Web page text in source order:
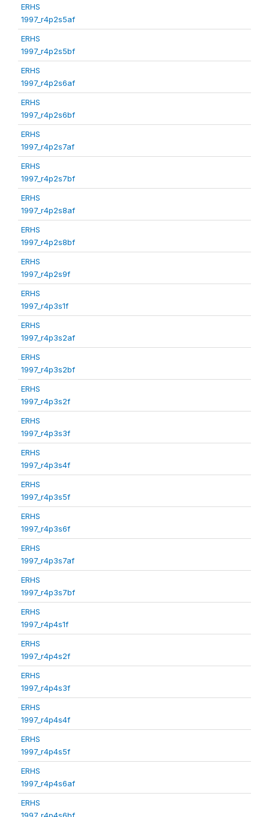
ERHS
1997_r4p2s5af
ERHS
1997_r4p2s5bf
ERHS
1997_r4p2s6af
ERHS
1997_r4p2s6bf
ERHS
1997_r4p2s7af
ERHS
1997_r4p2s7bf
ERHS
1997_r4p2s8af
ERHS
1997_r4p2s8bf
ERHS
1997_r4p2s9f
ERHS
1997_r4p3s1f
ERHS
1997_r4p3s2af
ERHS
1997_r4p3s2bf
ERHS
1997_r4p3s2f
ERHS
1997_r4p3s3f
ERHS
1997_r4p3s4f
ERHS
1997_r4p3s5f
ERHS
1997_r4p3s6f
ERHS
1997_r4p3s7af
ERHS
1997_r4p3s7bf
ERHS
1997_r4p4s1f
ERHS
1997_r4p4s2f
ERHS
1997_r4p4s3f
ERHS
1997_r4p4s4f
ERHS
1997_r4p4s5f
ERHS
1997_r4p4s6af
ERHS
1997_r4p4s6bf